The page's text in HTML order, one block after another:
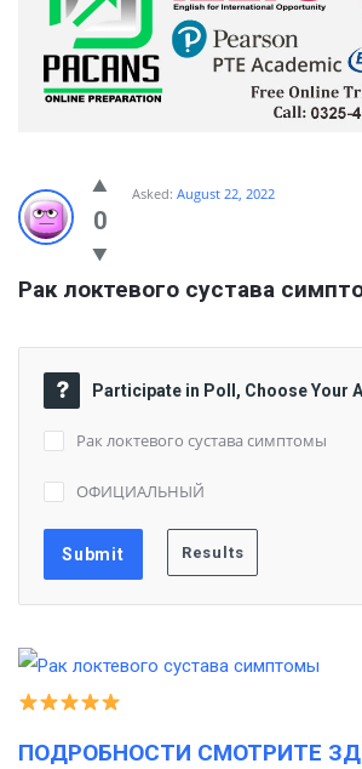
0
Asked: August 22, 2022
Рак локтевого сустава
Participate in Poll, Choose Your
Рак локтевого сустава симптомы
ОФИЦИАЛЬНЫЙ
ПОДРОБНОСТИ СМОТРИТЕ